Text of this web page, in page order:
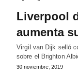
Liverpool
aumenta
Virgil van Dijk selló
sobre el Brighton
30 noviembre, 2019